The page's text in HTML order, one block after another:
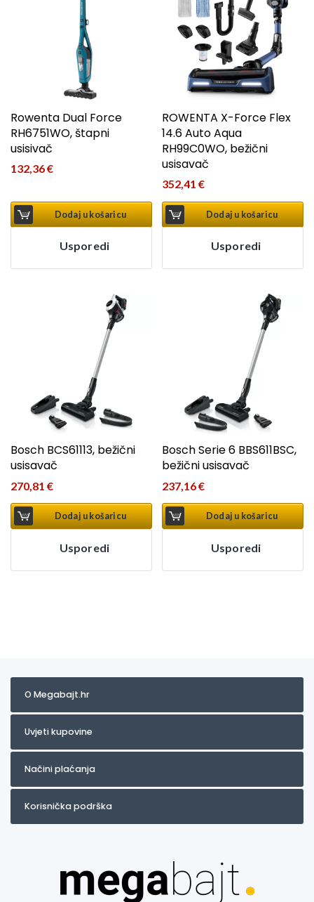
Rowenta Dual Force
RH6751WO, štapni
usisivač
132,36€
Dodaj u košaricu
Usporedi
ROWENTA X-Force Flex
14.6 Auto Aqua
RH99C0WO, bežični
usisavač
352,41€
Dodaj u košaricu
Usporedi
Bosch BCS61113, bežični
usisavač
270,81 €
Dodaj u košaricu
Usporedi
Bosch Serie 6 BBS611BSC,
bežični usisavač
237,16€
Dodaj u košaricu
Usporedi
O Megabajt.hr
Uvjeti kupovine
Načini plaćanja
Korisnička podrška